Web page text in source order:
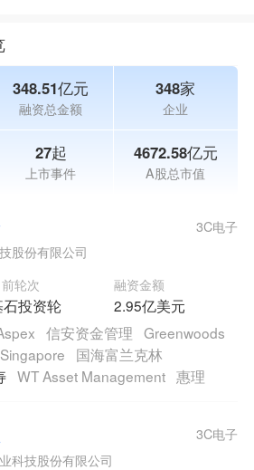
348.51亿元
融资总金额
348家
企业
27起
上市事件
4672.58亿元
A股总市值
股份有限公司
轮次
石投资轮
融资金额
2.95亿美元
3C电子
信安资金管理 Greenwoods
国海富兰克林
WT Asset Management 惠理
科技股份有限公司
3C电子